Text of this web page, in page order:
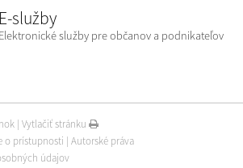
E-služby
Elektronické služby pre občanov a podnikateľov
| Vytlačiť stránku
o prístupnosti | Autorské práva
údajov